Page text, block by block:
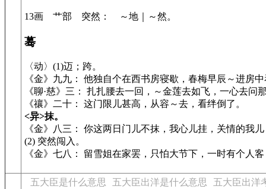
13画 艹部 突然： ～地｜～然。
蓦
〈动〉(1)迈；跨。
《金》九九： 他独自个在西书房寝歇，春梅早辰～进房
《聊·慈》三： 扎扎腰去一回，～金莲去如飞，一心去问
《禳》二十： 这门限儿甚高，从容～去，看绊倒了。
<异>抹。
《金》八三： 你这两日门儿不抹，我心儿挂，关情的我
(2) 突然闯入。
《金》七八： 留雪姐在家罢，只怕大节下，一时有个人
五大臣是什么意思 五大臣出洋是什么意思
五大臣出洋